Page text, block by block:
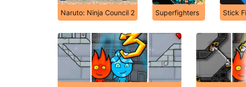
Naruto: Ninja Council 2 Superfighters Stick